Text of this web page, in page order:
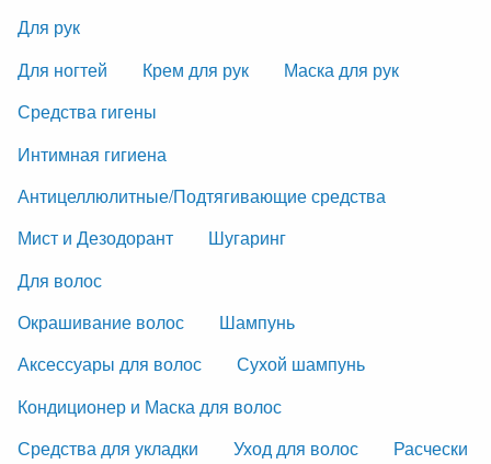
Для рук
Для ногтей
Крем для рук
Маска для рук
Средства гигены
Интимная гигиена
Антицеллюлитные/Подтягивающие средства
Мист и Дезодорант
Шугаринг
Для волос
Окрашивание волос
Шампунь
Аксессуары для волос
Сухой шампунь
Кондиционер и Маска для волос
Средства для укладки
Уход для волос
Расчески